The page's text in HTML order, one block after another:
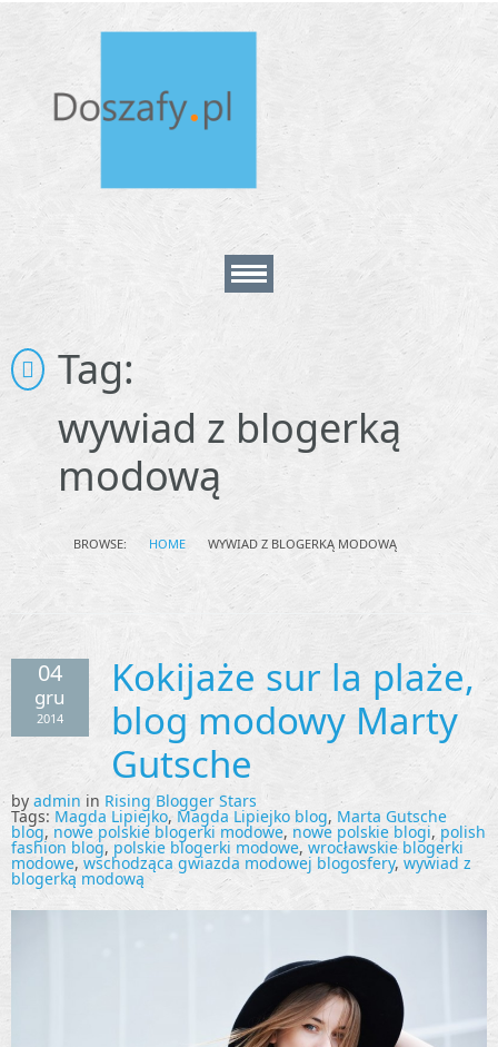
Home
About
Contact
Tag:
wywiad z blogerką
modową
BROWSE: HOME WYWIAD Z BLOGERKĄ MODOWĄ
04
gru
2014
Kokijaże sur la plaże,
blog modowy Marty
Gutsche
by admin in Rising Blogger Stars
Tags: Magda Lipiejko, Magda Lipiejko blog, Marta Gutsche
blog, nowe polskie blogerki modowe, nowe polskie blogi, polish
fashion blog, polskie blogerki modowe, wrocławskie blogerki
modowe, wschodząca gwiazda modowej blogosfery, wywiad z
blogerką modową